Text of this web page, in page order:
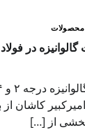
محصولات
در
کاشان از
از […]